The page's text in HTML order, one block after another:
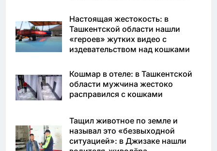
Настоящая жестокость: в
Ташкентской области нашли
«героев» жутких видео с
издевательством над кошками
Кошмар в отеле: в Ташкентской
области мужчина жестоко
расправился с кошками
Тащил животное по земле и
называл это «безвыходной
ситуацией»: в Джизаке нашли